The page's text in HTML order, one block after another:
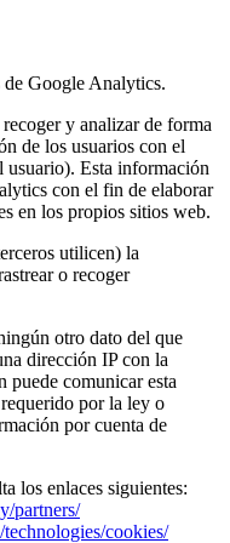
de Google Analytics.
y analizar de forma
de los usuarios con el
Esta información
con el fin de elaborar
en los propios sitios web.
utilicen) la
o recoger
otro dato del que
dirección IP con la
puede comunicar esta
por la ley o
por cuenta de
los enlaces siguientes:
partners/
cookies/